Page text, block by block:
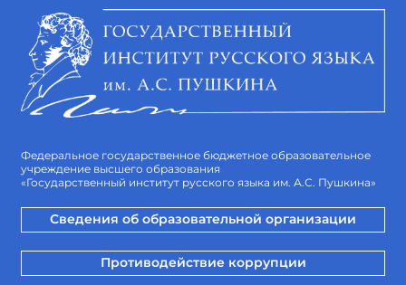
Федеральное государственное бюджетное образовательное
учреждение высшего образования
«Государственный институт русского языка им. А.С. Пушкина»
Сведения об образовательной организации
Противодействие коррупции